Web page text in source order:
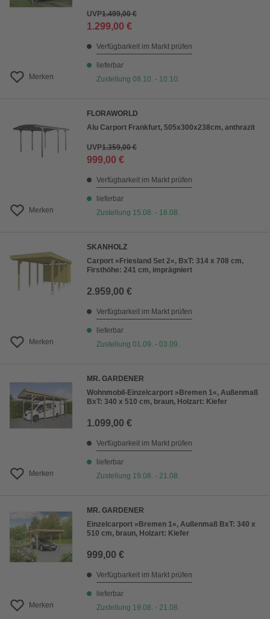
Merken
UVP1.499,00 €
1.299,00 €
Verfügbarkeit im Markt prüfen
lieferbar
Zustellung 08.10. - 10.10.
Merken
FLORAWORLD
Alu Carport Frankfurt, 505x300x238cm, anthrazit
UVP1.359,00 €
999,00 €
Verfügbarkeit im Markt prüfen
lieferbar
Zustellung 15.08. - 18.08.
Merken
SKANHOLZ
Carport »Friesland Set 2«, BxT: 314 x 708 cm,
Firsthöhe: 241 cm, imprägniert
2.959,00 €
Verfügbarkeit im Markt prüfen
lieferbar
Zustellung 01.09. - 03.09.
Merken
MR. GARDENER
Wohnmobil-Einzelcarport »Bremen 1«, Außenmaß
BxT: 340 x 510 cm, braun, Holzart: Kiefer
1.099,00 €
Verfügbarkeit im Markt prüfen
lieferbar
Zustellung 19.08. - 21.08.
Merken
MR. GARDENER
Einzelcarport »Bremen 1«, Außenmaß BxT: 340 x
510 cm, braun, Holzart: Kiefer
999,00 €
Verfügbarkeit im Markt prüfen
lieferbar
Zustellung 19.08. - 21.08.